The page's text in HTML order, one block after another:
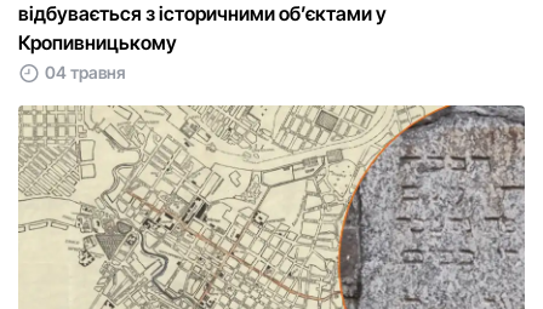
відбувається з історичними об’єктами у
Кропивницькому
04 травня